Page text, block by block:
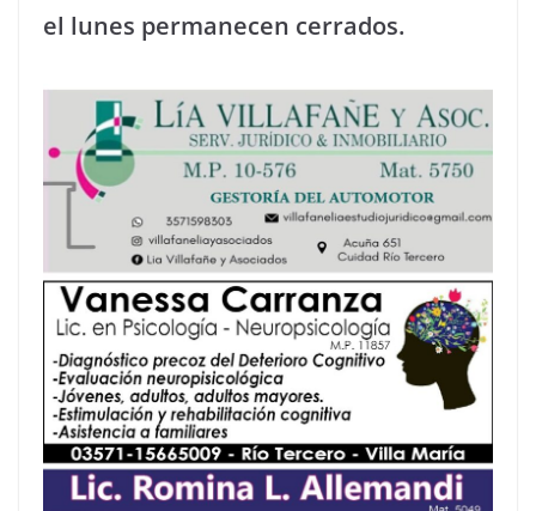
el lunes permanecen cerrados.